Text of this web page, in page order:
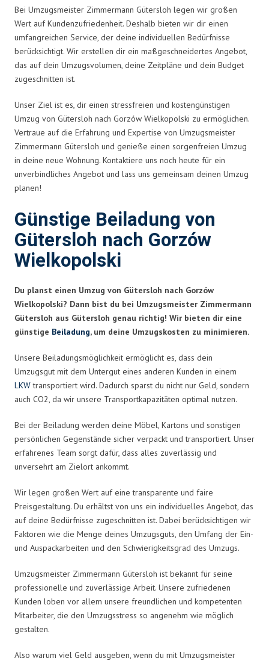
Bei Umzugsmeister Zimmermann Gütersloh legen wir großen
Wert auf Kundenzufriedenheit. Deshalb bieten wir dir einen
umfangreichen Service, der deine individuellen Bedürfnisse
berücksichtigt. Wir erstellen dir ein maßgeschneidertes Angebot,
das auf dein Umzugsvolumen, deine Zeitpläne und dein Budget
zugeschnitten ist.
Unser Ziel ist es, dir einen stressfreien und kostengünstigen
Umzug von Gütersloh nach Gorzów Wielkopolski zu ermöglichen.
Vertraue auf die Erfahrung und Expertise von Umzugsmeister
Zimmermann Gütersloh und genieße einen sorgenfreien Umzug
in deine neue Wohnung. Kontaktiere uns noch heute für ein
unverbindliches Angebot und lass uns gemeinsam deinen Umzug
planen!
Günstige Beiladung von
Gütersloh nach Gorzów
Wielkopolski
Du planst einen Umzug von Gütersloh nach Gorzów
Wielkopolski? Dann bist du bei Umzugsmeister Zimmermann
Gütersloh aus Gütersloh genau richtig! Wir bieten dir eine
günstige Beiladung, um deine Umzugskosten zu minimieren.
Unsere Beiladungsmöglichkeit ermöglicht es, dass dein
Umzugsgut mit dem Untergut eines anderen Kunden in einem
LKWtransportiert wird. Dadurch sparst du nicht nur Geld, sondern
auch CO2, da wir unsere Transportkapazitäten optimal nutzen.
Bei der Beiladung werden deine Möbel, Kartons und sonstigen
persönlichen Gegenstände sicher verpackt und transportiert. Unser
erfahrenes Team sorgt dafür, dass alles zuverlässig und
unversehrt am Zielort ankommt.
Wir legen großen Wert auf eine transparente und faire
Preisgestaltung. Du erhältst von uns ein individuelles Angebot, das
auf deine Bedürfnisse zugeschnitten ist. Dabei berücksichtigen wir
Faktoren wie die Menge deines Umzugsguts, den Umfang der Ein-
und Auspackarbeiten und den Schwierigkeitsgrad des Umzugs.
Umzugsmeister Zimmermann Gütersloh ist bekannt für seine
professionelle und zuverlässige Arbeit. Unsere zufriedenen
Kunden loben vor allem unsere freundlichen und kompetenten
Mitarbeiter, die den Umzugsstress so angenehm wie möglich
gestalten.
Also warum viel Geld ausgeben, wenn du mit Umzugsmeister